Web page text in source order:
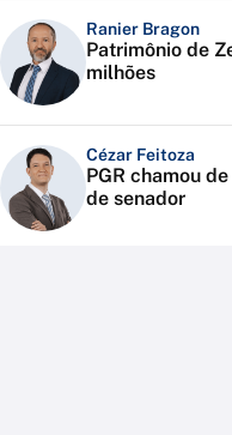
Ranier Bragon
Patrimônio de
milhões
Cézar Feitoza
PGR chamou
de senador